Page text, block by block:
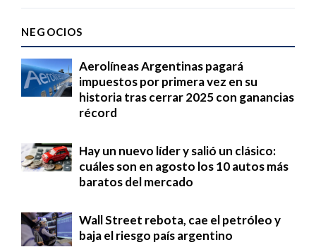
NEGOCIOS
Aerolíneas Argentinas pagará
impuestos por primera vez en su
historia tras cerrar 2025 con ganancias
récord
Hay un nuevo líder y salió un clásico:
cuáles son en agosto los 10 autos más
baratos del mercado
Wall Street rebota, cae el petróleo y
baja el riesgo país argentino